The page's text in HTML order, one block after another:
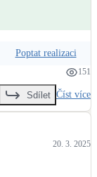
Poptat realizaci
151
Sdílet Číst více
20. 3. 2025